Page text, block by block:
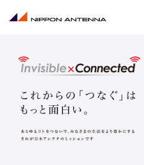
企業
IR
採用